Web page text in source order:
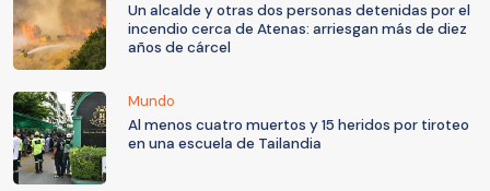
Un alcalde y otras dos personas detenidas por el
incendio cerca de Atenas: arriesgan más de diez
años de cárcel
Mundo
Al menos cuatro muertos y 15 heridos por tiroteo
en una escuela de Tailandia